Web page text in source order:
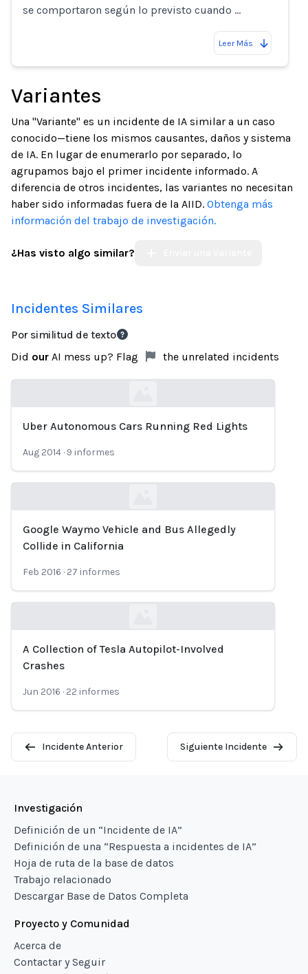
se comportaron según lo previsto cuando …
Leer Más
Variantes
Una "Variante" es un incidente de IA similar a un caso
conocido—tiene los mismos causantes, daños y sistema
de IA. En lugar de enumerarlo por separado, lo
agrupamos bajo el primer incidente informado. A
diferencia de otros incidentes, las variantes no necesitan
haber sido informadas fuera de la AIID. Obtenga más
información del trabajo de investigación.
¿Has visto algo similar?
Incidentes Similares
Por similitud de texto
Did our AI mess up? Flag the unrelated incidents
Uber Autonomous Cars Running Red Lights
Aug 2014 · 9 informes
Loading...
Google Waymo Vehicle and Bus Allegedly
Collide in California
Feb 2016 · 27 informes
Loading...
A Collection of Tesla Autopilot-Involved
Crashes
Jun 2016 · 22 informes
Incidente Anterior Siguiente Incidente
Investigación
Definición de un “Incidente de IA”
Definición de una “Respuesta a incidentes de IA”
Hoja de ruta de la base de datos
Trabajo relacionado
Descargar Base de Datos Completa
Proyecto y Comunidad
Acerca de
Contactar y Seguir